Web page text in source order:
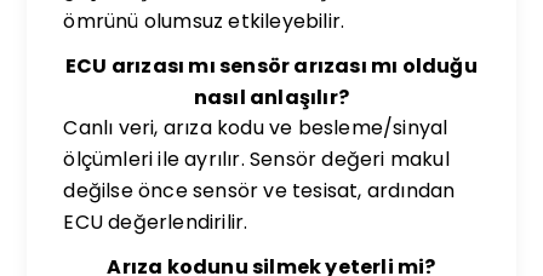
ömrünü olumsuz etkileyebilir.
ECU arızası mı sensör arızası mı olduğu
nasıl anlaşılır?
Canlı veri, arıza kodu ve besleme/sinyal
ölçümleri ile ayrılır. Sensör değeri makul
değilse önce sensör ve tesisat, ardından
ECU değerlendirilir.
Arıza kodunu silmek yeterli mi?